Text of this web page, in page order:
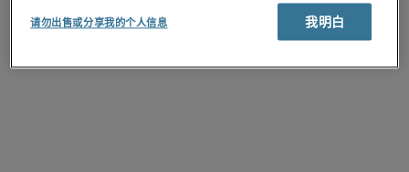
请勿出售或分享我的个人信息 我明白